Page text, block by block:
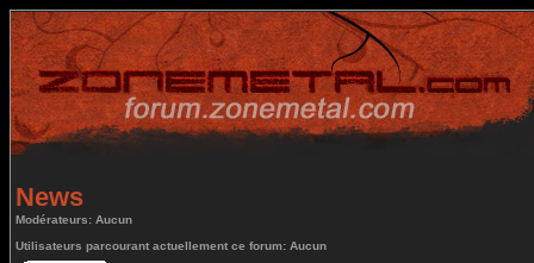
News
Modérateurs: Aucun
Utilisateurs parcourant actuellement ce forum: Aucun